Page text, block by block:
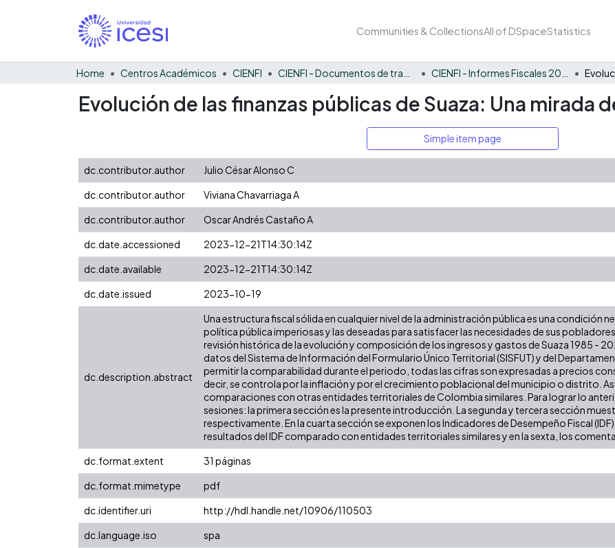
Communities & CollectionsAll of DSpaceStatistics
Home Centros Académicos CIENFI
Evolución de las finanzas públicas de Suaza: Una mirada
Simple item page
dc.contributor.author
Julio César Alonso C
dc.contributor.author
Viviana Chavarriaga A
dc.contributor.author
Oscar Andrés Castaño A
dc.date.accessioned
2023-12-21T14:30:14Z
dc.date.available
2023-12-21T14:30:14Z
dc.date.issued
2023-10-19
dc.description.abstract
Una estructura fiscal sólida en cualquier nivel de la administración pública es una condición
política pública imperiosas y las deseadas para satisfacer las necesidades de sus
revisión histórica de la evolución y composición de los ingresos y gastos de Suaza 1985 -
datos del Sistema de Información del Formulario Único Territorial (SISFUT) y del
permitir la comparabilidad durante el periodo, todas las cifras son expresadas a precios
decir, se controla por la inflación y por el crecimiento poblacional del municipio o distrito.
comparaciones con otras entidades territoriales de Colombia similares. Para lograr lo
sesiones: la primera sección es la presente introducción. La segunda y tercera sección
respectivamente. En la cuarta sección se exponen los Indicadores de Desempeño Fiscal
resultados del IDF comparado con entidades territoriales similares y en la sexta, los
dc.format.extent
31 páginas
dc.format.mimetype
pdf
dc.identifier.uri
http://hdl.handle.net/10906/110503
dc.language.iso
spa